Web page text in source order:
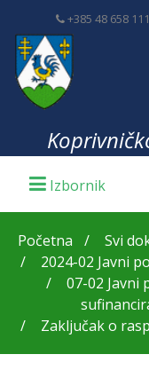
+385 48 658 111
Početna Svi
2024-02 Javni
07-02 Javni
Zaključak o